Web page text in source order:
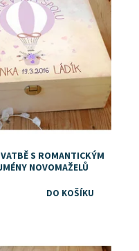
S ROMANTICKÝM
NOVOMAŽELŮ